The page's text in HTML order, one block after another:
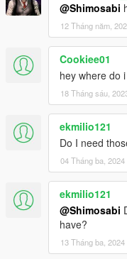
@Shimosabi
12 Tháng năm,
Cookiee01
hey where do
18 Tháng sáu,
ekmilio121
Do I need
04 Tháng ba, 2024
ekmilio121
@Shimosabi
have?
13 Tháng ba, 2024